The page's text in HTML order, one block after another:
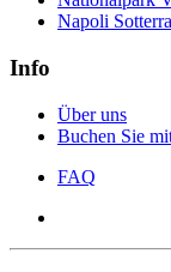
Napoli
Info
Über uns
Buchen Sie
FAQ